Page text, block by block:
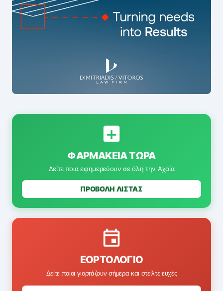
ΦΑΡΜΑΚΕΊΑ ΤΏΡΑ
Δείτε ποια εφημερεύουν σε όλη την Αχαΐα
ΠΡΟΒΟΛΗ ΛΙΣΤΑΣ
ΕΟΡΤΟΛΌΓΙΟ
Δείτε ποιοι γιορτάζουν σήμερα και στείλτε ευχές